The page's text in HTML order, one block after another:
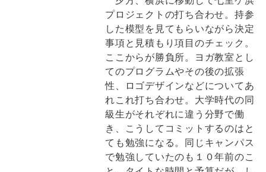
プロジェクトの打ち合わせ。持参
した模型を見てもらいながら決定
事項と見積もり項目のチェック。
ここからが勝負所。ヨガ教室とし
てのプログラムやその後の拡張
性、ロゴデザインなどについてあ
れこれ打ち合わせ。大学時代の同
級生がそれぞれに違う分野で働
き、こうしてコミットするのはと
ても勉強になる。同じキャンパス
で勉強していたのも１０年前のこ